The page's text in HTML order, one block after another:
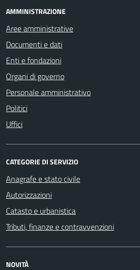
AMMINISTRAZIONE
Aree amministrative
Documenti e dati
Enti e fondazioni
Organi di governo
Personale amministrativo
Politici
Uffici
CATEGORIE DI SERVIZIO
Anagrafe e stato civile
Autorizzazioni
Catasto e urbanistica
Tributi, finanze e contravvenzioni
NOVITÀ